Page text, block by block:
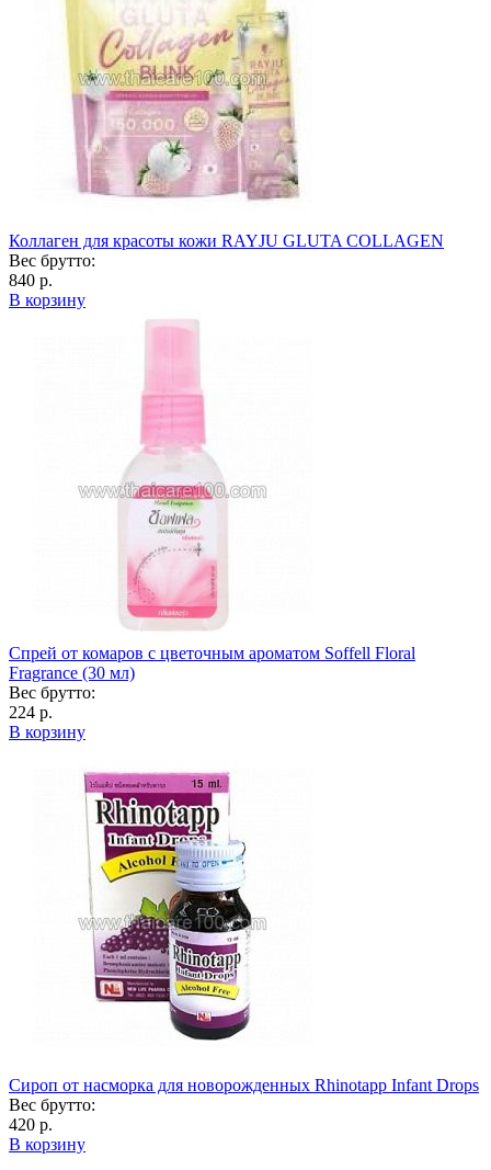
Коллаген для красоты кожи RAYJU GLUTA COLLAGEN
Вес брутто:
840 р.
В корзину
Спрей от комаров с цветочным ароматом Soffell Floral
Fragrance (30 мл)
Вес брутто:
224 р.
В корзину
Сироп от насморка для новорожденных Rhinotapp Infant Drops
Вес брутто:
420 р.
В корзину